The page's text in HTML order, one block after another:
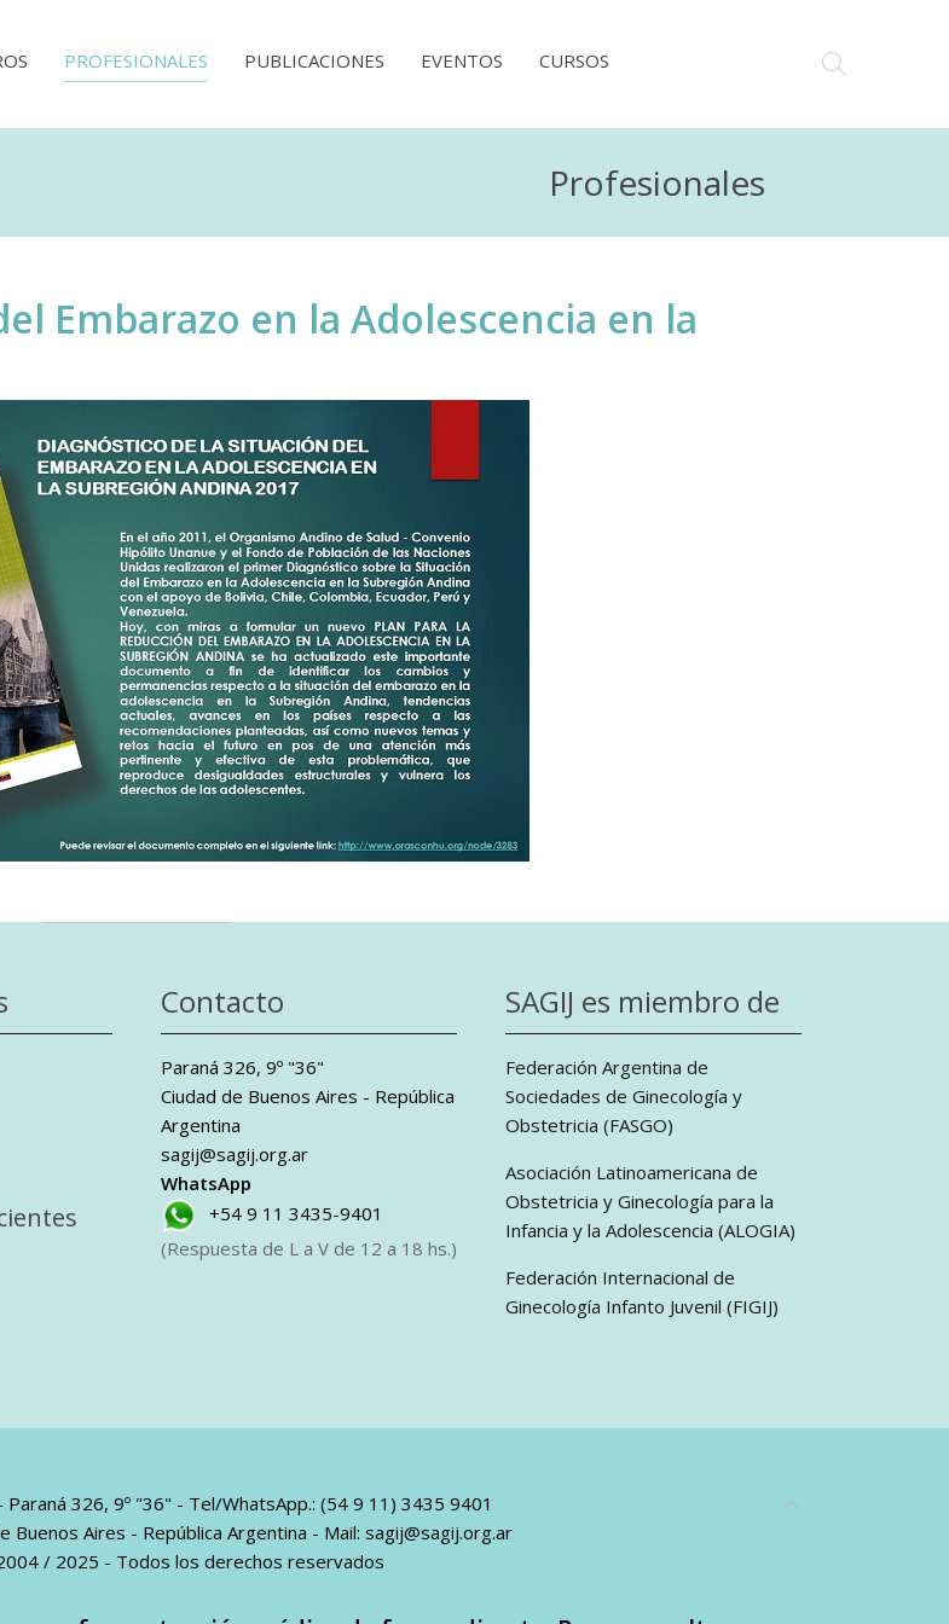
PROFESIONALES PUBLICACIONES EVENTOS CURSOS
Profesionales
Embarazo en la Adolescencia en la
Contacto
Paraná 326, 9º "36"
Ciudad de Buenos Aires - República
Argentina
sagij@sagij.org.ar
WhatsApp
+54 9 11 3435-9401
(Respuesta de L a V de 12 a 18 hs.)
SAGIJ es miembro de
Federación Argentina de
Sociedades de Ginecología y
Obstetricia (FASGO)
Asociación Latinoamericana de
Obstetricia y Ginecología para la
Infancia y la Adolescencia (ALOGIA)
Federación Internacional de
Ginecología Infanto Juvenil (FIGIJ)
Paraná 326, 9º "36" - Tel/WhatsApp.: (54 9 11) 3435 9401
Buenos Aires - República Argentina - Mail: sagij@sagij.org.ar
/ 2025 - Todos los derechos reservados